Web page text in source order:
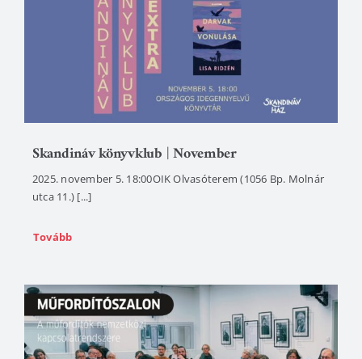
Skandináv könyvklub | November
2025. november 5. 18:00OIK Olvasóterem (1056 Bp. Molnár
utca 11.) [...]
Tovább